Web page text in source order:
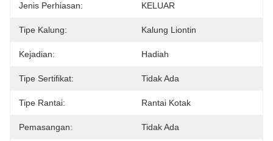
Jenis Perhiasan: KELUAR
Tipe Kalung: Kalung Liontin
Kejadian: Hadiah
Tipe Sertifikat: Tidak Ada
Tipe Rantai: Rantai Kotak
Pemasangan: Tidak Ada